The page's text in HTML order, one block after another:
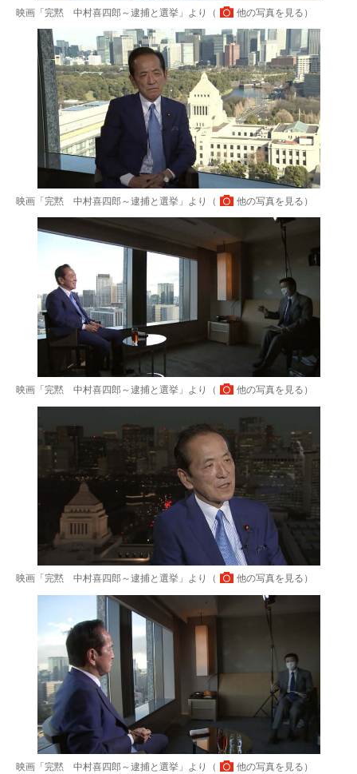
映画「完黙 中村喜四郎～逮捕と選挙」より（ 他の写真を見る ）
映画「完黙 中村喜四郎～逮捕と選挙」より（ 他の写真を見る ）
映画「完黙 中村喜四郎～逮捕と選挙」より（ 他の写真を見る ）
映画「完黙 中村喜四郎～逮捕と選挙」より（ 他の写真を見る ）
映画「完黙 中村喜四郎～逮捕と選挙」より（ 他の写真を見る ）